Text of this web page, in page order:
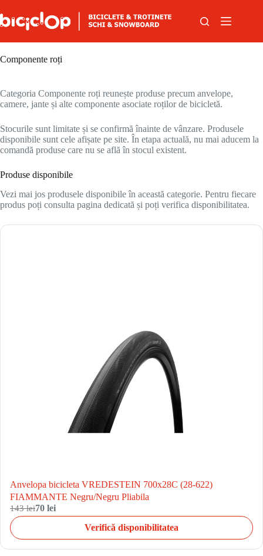
Componente roți
Categoria Componente roți reunește produse precum anvelope,
camere, jante și alte componente asociate roților de bicicletă.
Stocurile sunt limitate și se confirmă înainte de vânzare. Produsele
disponibile sunt cele afișate pe site. În etapa actuală, nu mai aducem la
comandă produse care nu se află în stocul existent.
Produse disponibile
Vezi mai jos produsele disponibile în această categorie. Pentru fiecare
produs poți consulta pagina dedicată și poți verifica disponibilitatea.
Anvelopa bicicleta VREDESTEIN 700x28C (28-622)
FIAMMANTE Negru/Negru Pliabila
143 lei70 lei
Verifică disponibilitatea